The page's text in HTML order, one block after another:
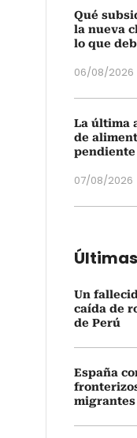
Qué
la nueva
lo que
06/08/2026
La última
de
07/08/2026
Un
caída de
de Perú
España
migrantes